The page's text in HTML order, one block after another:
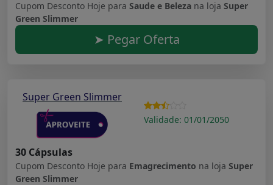
Cupom Desconto Hoje para Saude e Beleza na loja Super
Green Slimmer
➤ Pegar Oferta
Super Green Slimmer
Validade: 01/01/2050
30 Cápsulas
Cupom Desconto Hoje para Emagrecimento na loja Super
Green Slimmer